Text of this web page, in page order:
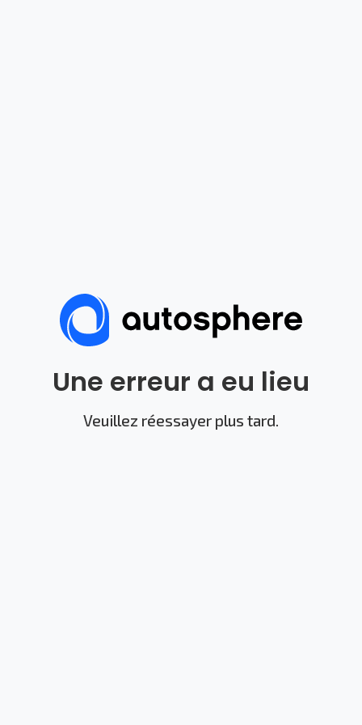
Une erreur a eu lieu
Veuillez réessayer plus tard.